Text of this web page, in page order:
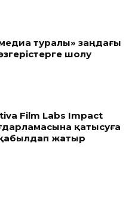
туралы» заңдағы
өзгерістерге шолу
Film Labs Impact
қатысуға
қабылдап жатыр